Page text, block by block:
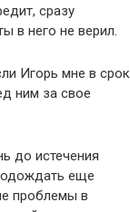
сразу
в него не верил.
Игорь мне в срок
ним за свое
до истечения
еще
проблемы в